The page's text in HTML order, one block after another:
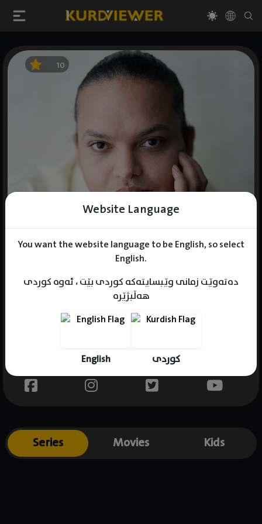
Website Language
You want the website language to be English, so select
English.
دەتەوێت زمانی وێبسایتەکە کوردی بێت ، ئەوە کوردی
هەڵبژێرە
English کوردی
10
Gender : male
Series Movies Kids